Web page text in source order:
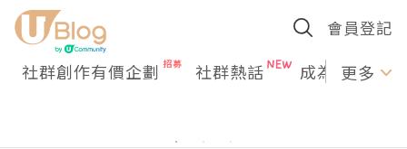
會員登記
社群創作有價企劃 社群熱話 成為U更多